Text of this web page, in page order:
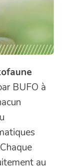
BUFO à
au